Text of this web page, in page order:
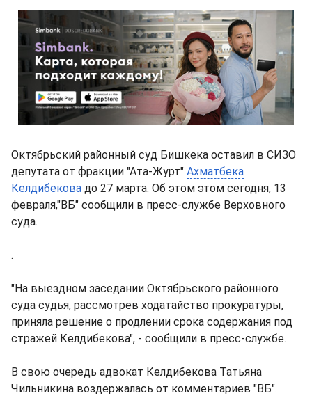
Октябрьский районный суд Бишкека оставил в СИЗО
депутата от фракции "Ата-Журт" Ахматбека
Келдибекова до 27 марта. Об этом этом сегодня, 13
февраля,"ВБ" сообщили в пресс-службе Верховного
суда.
.
"На выездном заседании Октябрьского районного
суда судья, рассмотрев ходатайство прокуратуры,
приняла решение о продлении срока содержания под
стражей Келдибекова", - сообщили в пресс-службе.
В свою очередь адвокат Келдибекова Татьяна
Чильникина воздержалась от комментариев "ВБ".